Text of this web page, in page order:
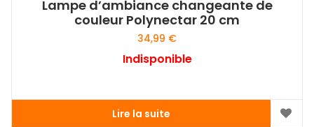
Lampe d’ambiance changeante de
couleur Polynectar 20 cm
34,99 €
Indisponible
Lire la suite